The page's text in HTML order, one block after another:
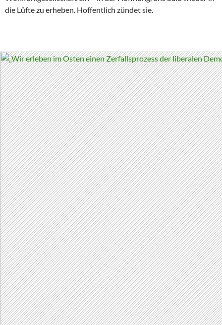
die Lüfte zu erheben. Hoffentlich zündet sie.